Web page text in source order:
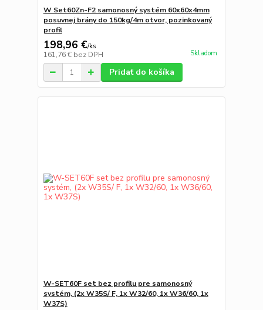
W Set60Zn-F2 samonosný systém 60x60x4mm
posuvnej brány do 150kg/4m otvor, pozinkovaný
profil
198,96 €/ks
161,76 € bez DPH Skladom
Pridať do košíka
W-SET60F set bez profilu pre samonosný
systém, (2x W35S/ F, 1x W32/60, 1x W36/60, 1x
W37S)